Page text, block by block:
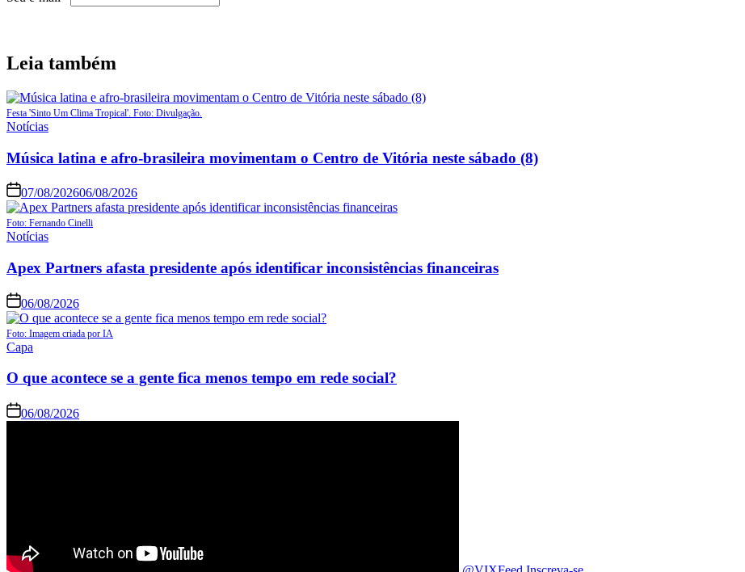
Leia também
Festa 'Sinto Um Clima Tropical'. Foto: Divulgação.
Notícias
Música latina e afro-brasileira movimentam o Centro de Vitória neste sábado (8)
07/08/202606/08/2026
Foto: Fernando Cinelli
Notícias
Apex Partners afasta presidente após identificar inconsistências financeiras
06/08/2026
Foto: Imagem criada por IA
Capa
O que acontece se a gente fica menos tempo em rede social?
06/08/2026